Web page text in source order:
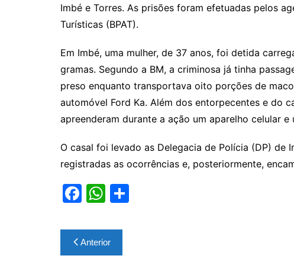
Imbé e Torres. As prisões foram efetuadas pelos
Turísticas (BPAT).
Em Imbé, uma mulher, de 37 anos, foi detida
gramas. Segundo a BM, a criminosa já tinha
preso enquanto transportava oito porções de
automóvel Ford Ka. Além dos entorpecentes e do
apreenderam durante a ação um aparelho celular e
O casal foi levado as Delegacia de Polícia (DP) de
registradas as ocorrências e, posteriormente,
F
c
e
W
at
s
Navegação
de
Anterior